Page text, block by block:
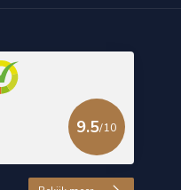
9.5/10